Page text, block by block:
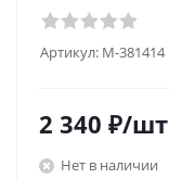
Артикул: M-381414
2 340 ₽/шт
Нет в наличии